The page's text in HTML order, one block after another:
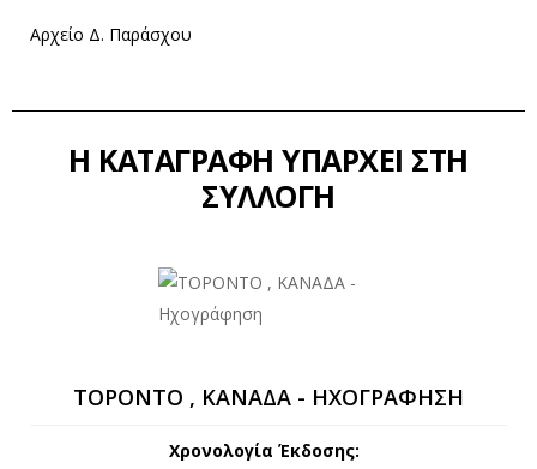
Αρχείο Δ. Παράσχου
Η ΚΑΤΑΓΡΑΦΉ ΥΠΆΡΧΕΙ ΣΤΗ
ΣΥΛΛΟΓΉ
ΤΟΡΟΝΤΟ , ΚΑΝΑΔΑ - ΗΧΟΓΡΆΦΗΣΗ
Χρονολογία Έκδοσης: